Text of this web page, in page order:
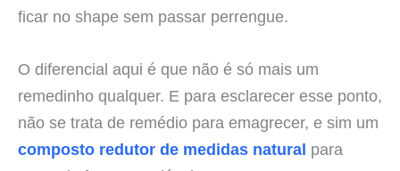
ficar no shape sem passar perrengue.
O diferencial aqui é que não é só mais um
remedinho qualquer. E para esclarecer esse ponto,
não se trata de remédio para emagrecer, e sim um
composto redutor de medidas natural para